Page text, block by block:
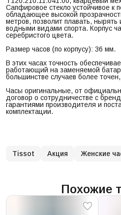
Сапфировое стекло устойчивое к
обладающее высокой
метров, позволит плавать, нырять
водными видами спорта. Корпус
серебристого цвета.
Размер часов (по корпусу): 36 мм.
В этих часах точность
работающий на заменяемой
большинстве случаев более
Часы оригинальные, от
договор о сотрудничестве с
гарантиями производителя и
комплектации.
Tissot Акция Женские
Похожие